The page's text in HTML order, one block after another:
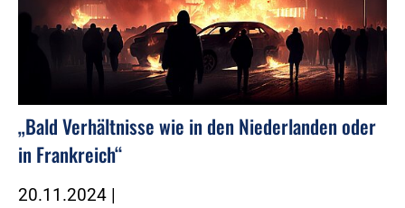
„Bald Verhältnisse wie in den Niederlanden oder
in Frankreich“
20.11.2024 |